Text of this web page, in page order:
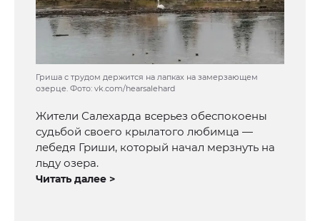
Гриша с трудом держится на лапках на замерзающем
озерце. Фото: vk.com/hearsalehard
Жители Салехарда всерьез обеспокоены
судьбой своего крылатого любимца —
лебедя Гриши, который начал мерзнуть на
льду озера.
Читать далее >